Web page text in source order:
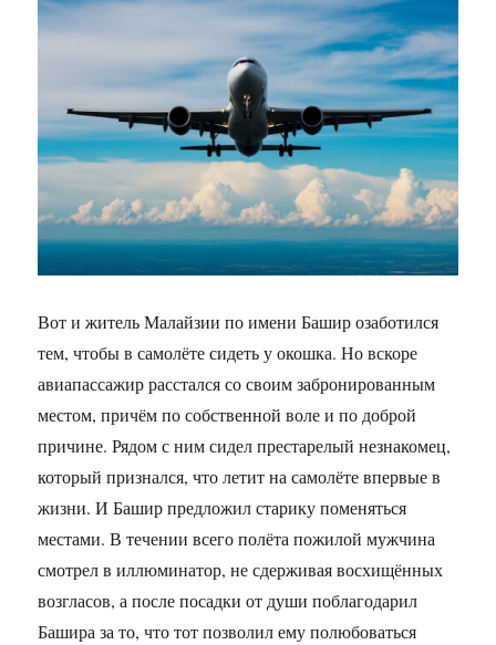
Вот и житель Малайзии по имени Башир озаботился
тем, чтобы в самолёте сидеть у окошка. Но вскоре
авиапассажир расстался со своим забронированным
местом, причём по собственной воле и по доброй
причине. Рядом с ним сидел престарелый незнакомец,
который признался, что летит на самолёте впервые в
жизни. И Башир предложил старику поменяться
местами. В течении всего полёта пожилой мужчина
смотрел в иллюминатор, не сдерживая восхищённых
возгласов, а после посадки от души поблагодарил
Башира за то, что тот позволил ему полюбоваться